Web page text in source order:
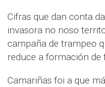
Cifras que dan conta
invasora no noso
campaña de trampeo
reduce a formación de
Camariñas foi a que